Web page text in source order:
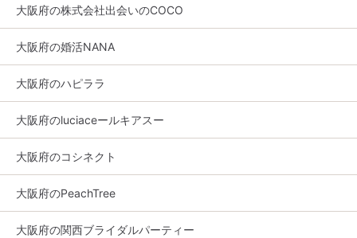
大阪府の株式会社出会いのCOCO
大阪府の婚活NANA
大阪府のハピララ
大阪府のluciaceールキアスー
大阪府のコシネクト
大阪府のPeachTree
大阪府の関西ブライダルパーティー